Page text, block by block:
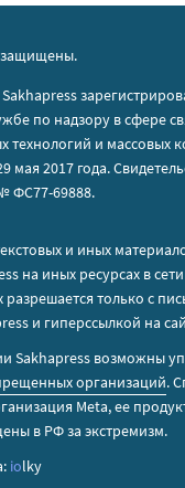
защищены.
по надзору в сфере
технологий и массовых
мая 2017 года.
ФС77-69888.
и иных
на иных ресурсах в
разрешается только с
и гиперссылкой на
Sakhapress возможны
организаций.
Metа, ее
в РФ за экстремизм.
iolky